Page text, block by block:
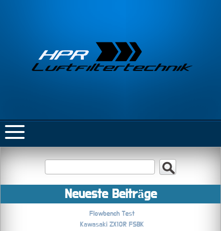
Neueste Beiträge
Flowbench Test
Kawasaki ZX10R FSBK